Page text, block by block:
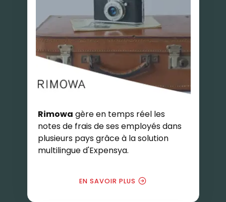
Rimowa gère en temps réel les
notes de frais de ses employés dans
plusieurs pays grâce à la solution
multilingue d'Expensya.
EN SAVOIR PLUS